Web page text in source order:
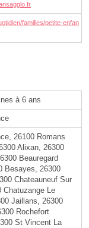
familles/petite-enfan
à 6 ans
26100 Romans
Alixan, 26300
Beauregard
Besayes, 26300
Chateauneuf Sur
Chatuzange Le
Jaillans, 26300
Rochefort
St Vincent La